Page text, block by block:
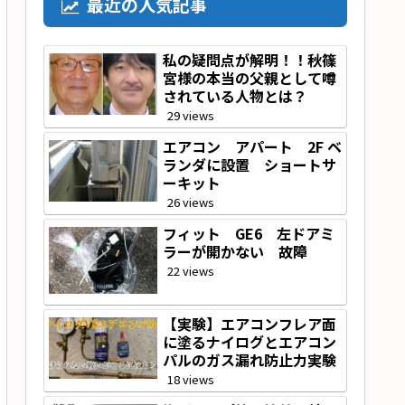
私の疑問点が解明！！秋篠
宮様の本当の父親として噂
されている人物とは？
29 views
エアコン アパート 2F ベ
ランダに設置 ショートサ
ーキット
26 views
フィット GE6 左ドアミ
ラーが開かない 故障
22 views
【実験】エアコンフレア面
に塗るナイログとエアコン
パルのガス漏れ防止力実験
18 views